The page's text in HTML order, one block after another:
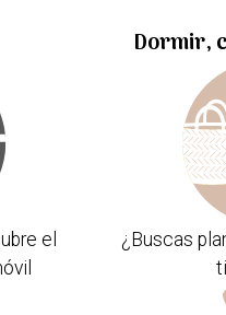
el
Dormir,
¿Buscas